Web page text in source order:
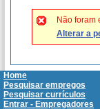
Não foram
Alterar a
Home
Pesquisar empregos
Pesquisar currículos
Entrar - Empregadores